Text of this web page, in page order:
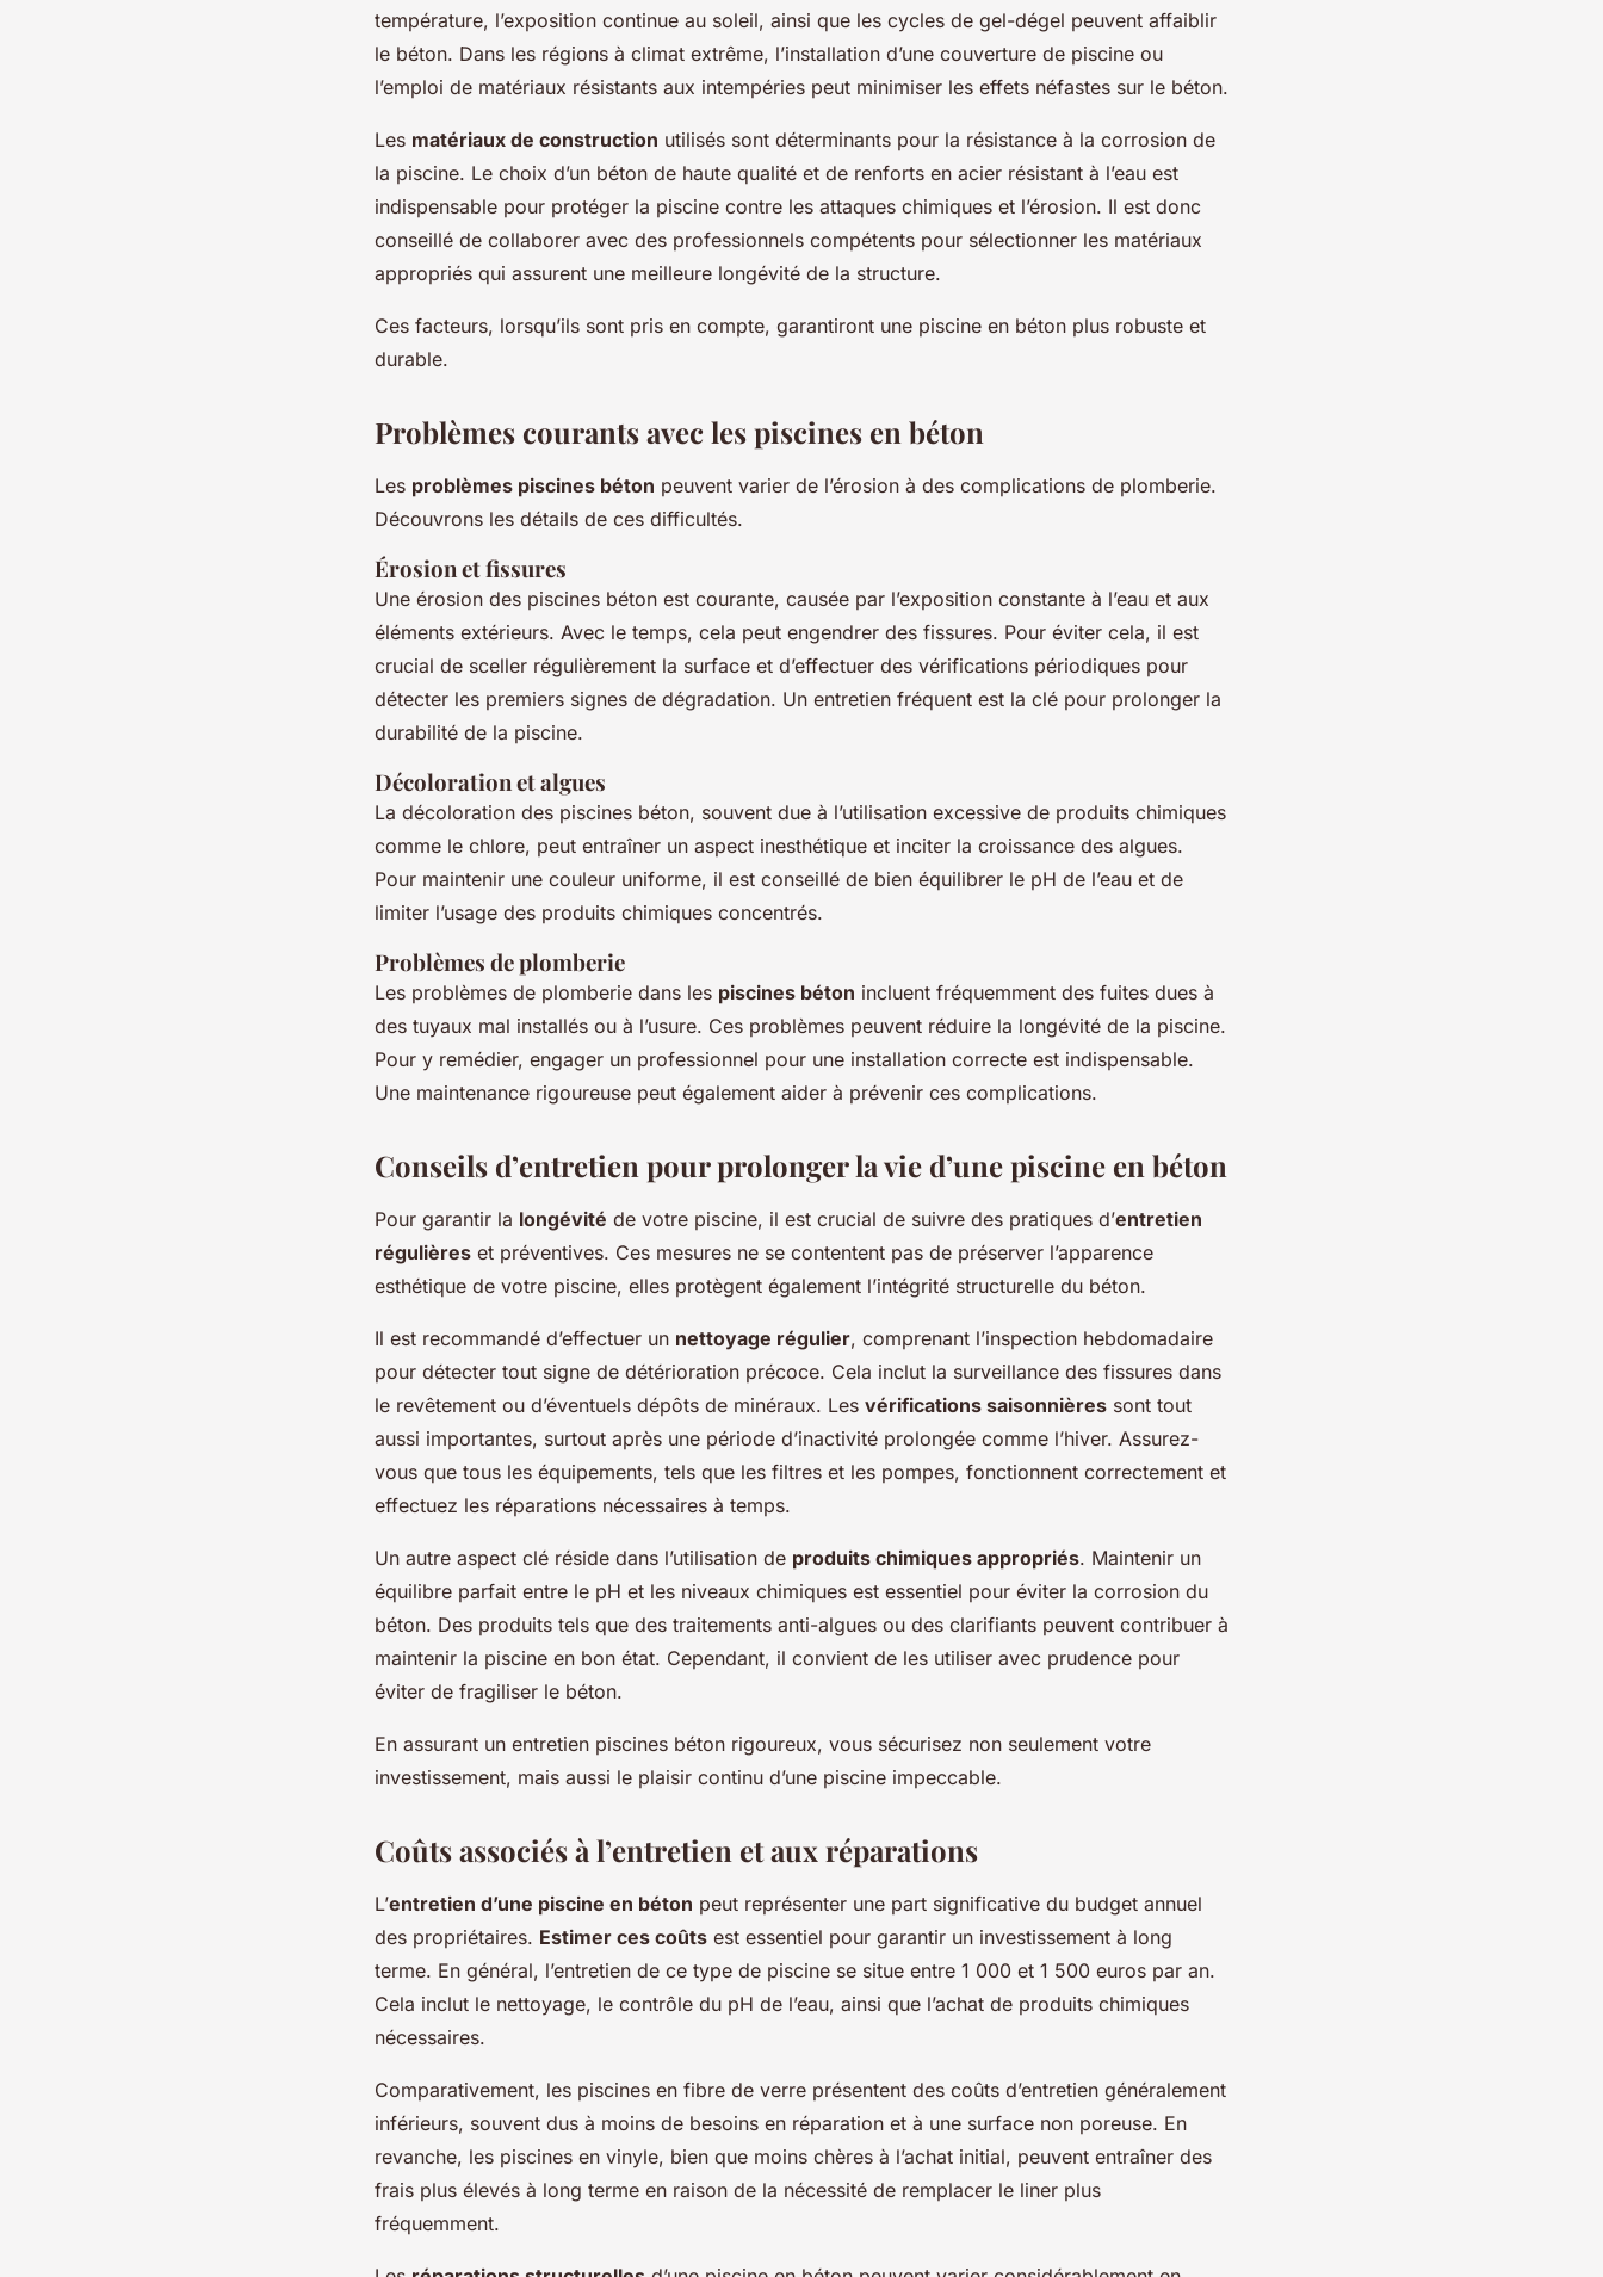
température, l’exposition continue au soleil, ainsi que les cycles de gel-dégel peuvent affaiblir
le béton. Dans les régions à climat extrême, l’installation d’une couverture de piscine ou
l’emploi de matériaux résistants aux intempéries peut minimiser les effets néfastes sur le béton.
Les matériaux de construction utilisés sont déterminants pour la résistance à la corrosion de
la piscine. Le choix d’un béton de haute qualité et de renforts en acier résistant à l’eau est
indispensable pour protéger la piscine contre les attaques chimiques et l’érosion. Il est donc
conseillé de collaborer avec des professionnels compétents pour sélectionner les matériaux
appropriés qui assurent une meilleure longévité de la structure.
Ces facteurs, lorsqu’ils sont pris en compte, garantiront une piscine en béton plus robuste et
durable.
Problèmes courants avec les piscines en béton
Les problèmes piscines béton peuvent varier de l’érosion à des complications de plomberie.
Découvrons les détails de ces difficultés.
Érosion et fissures
Une érosion des piscines béton est courante, causée par l’exposition constante à l’eau et aux
éléments extérieurs. Avec le temps, cela peut engendrer des fissures. Pour éviter cela, il est
crucial de sceller régulièrement la surface et d’effectuer des vérifications périodiques pour
détecter les premiers signes de dégradation. Un entretien fréquent est la clé pour prolonger la
durabilité de la piscine.
Décoloration et algues
La décoloration des piscines béton, souvent due à l’utilisation excessive de produits chimiques
comme le chlore, peut entraîner un aspect inesthétique et inciter la croissance des algues.
Pour maintenir une couleur uniforme, il est conseillé de bien équilibrer le pH de l’eau et de
limiter l’usage des produits chimiques concentrés.
Problèmes de plomberie
Les problèmes de plomberie dans les piscines béton incluent fréquemment des fuites dues à
des tuyaux mal installés ou à l’usure. Ces problèmes peuvent réduire la longévité de la piscine.
Pour y remédier, engager un professionnel pour une installation correcte est indispensable.
Une maintenance rigoureuse peut également aider à prévenir ces complications.
Conseils d’entretien pour prolonger la vie d’une piscine en béton
Pour garantir la longévité de votre piscine, il est crucial de suivre des pratiques d’entretien
régulières et préventives. Ces mesures ne se contentent pas de préserver l’apparence
esthétique de votre piscine, elles protègent également l’intégrité structurelle du béton.
Il est recommandé d’effectuer un nettoyage régulier, comprenant l’inspection hebdomadaire
pour détecter tout signe de détérioration précoce. Cela inclut la surveillance des fissures dans
le revêtement ou d’éventuels dépôts de minéraux. Les vérifications saisonnières sont tout
aussi importantes, surtout après une période d’inactivité prolongée comme l’hiver. Assurez-
vous que tous les équipements, tels que les filtres et les pompes, fonctionnent correctement et
effectuez les réparations nécessaires à temps.
Un autre aspect clé réside dans l’utilisation de produits chimiques appropriés. Maintenir un
équilibre parfait entre le pH et les niveaux chimiques est essentiel pour éviter la corrosion du
béton. Des produits tels que des traitements anti-algues ou des clarifiants peuvent contribuer à
maintenir la piscine en bon état. Cependant, il convient de les utiliser avec prudence pour
éviter de fragiliser le béton.
En assurant un entretien piscines béton rigoureux, vous sécurisez non seulement votre
investissement, mais aussi le plaisir continu d’une piscine impeccable.
Coûts associés à l’entretien et aux réparations
L’entretien d’une piscine en béton peut représenter une part significative du budget annuel
des propriétaires. Estimer ces coûts est essentiel pour garantir un investissement à long
terme. En général, l’entretien de ce type de piscine se situe entre 1 000 et 1 500 euros par an.
Cela inclut le nettoyage, le contrôle du pH de l’eau, ainsi que l’achat de produits chimiques
nécessaires.
Comparativement, les piscines en fibre de verre présentent des coûts d’entretien généralement
inférieurs, souvent dus à moins de besoins en réparation et à une surface non poreuse. En
revanche, les piscines en vinyle, bien que moins chères à l’achat initial, peuvent entraîner des
frais plus élevés à long terme en raison de la nécessité de remplacer le liner plus
fréquemment.